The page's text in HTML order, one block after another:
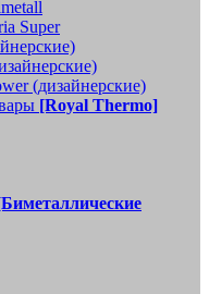
Super
(дизайнерские)
[Royal Thermo]